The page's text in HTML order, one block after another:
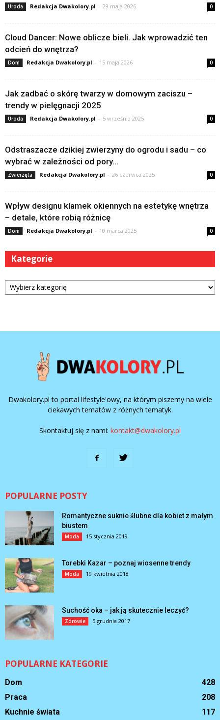
Uroda Redakcja Dwakolory.pl - 29 maja 2026 0
Cloud Dancer: Nowe oblicze bieli. Jak wprowadzić ten
odcień do wnętrza?
Dom Redakcja Dwakolory.pl - 15 maja 2026 0
Jak zadbać o skórę twarzy w domowym zaciszu –
trendy w pielęgnacji 2025
Uroda Redakcja Dwakolory.pl - 5 września 2025 0
Odstraszacze dzikiej zwierzyny do ogrodu i sadu – co
wybrać w zależności od pory...
Zwierzęta Redakcja Dwakolory.pl - 26 czerwca 2025 0
Wpływ designu klamek okiennych na estetykę wnętrza
– detale, które robią różnicę
Dom Redakcja Dwakolory.pl - 10 marca 2025 0
Kategorie
Kategorie
Dwakolory.pl to portal lifestyle'owy, na którym piszemy na wiele
ciekawych tematów z różnych tematyk.
Skontaktuj się z nami: kontakt@dwakolory.pl
POPULARNE POSTY
Romantyczne suknie ślubne dla kobiet z małym
biustem
Moda 15 stycznia 2019
Torebki Kazar – poznaj wiosenne trendy
Moda 19 kwietnia 2018
Suchość oka – jak ją skutecznie leczyć?
Zdrowie 5 grudnia 2017
POPULARNE KATEGORIE
Dom
428
Praca
208
Kuchnie świata
117